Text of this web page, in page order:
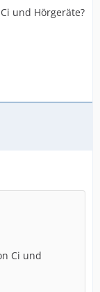
und Hörgeräte?
Ci und